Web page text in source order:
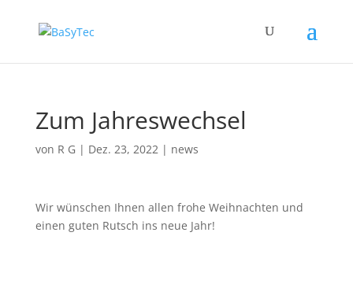
Zum Jahreswechsel
von R G | Dez. 23, 2022| news
Wir wünschen Ihnen allen frohe Weihnachten und
einen guten Rutsch ins neue Jahr!